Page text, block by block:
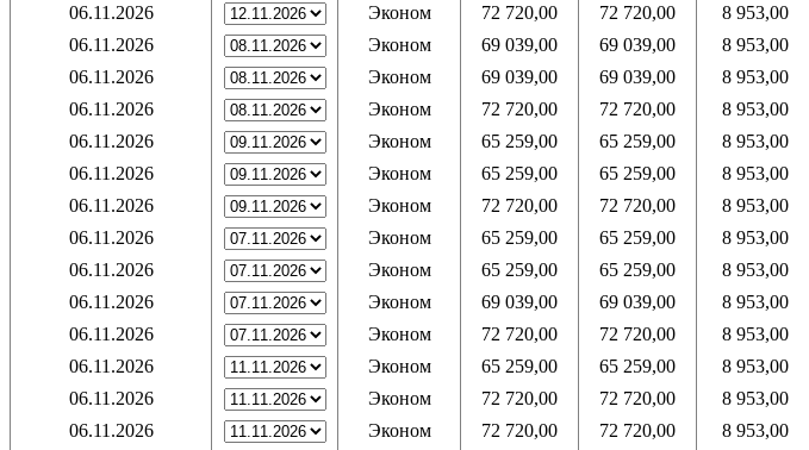
06.11.2026
Эконом 72 720,00 72 720,00 8 953,00
06.11.2026
Эконом 69 039,00 69 039,00 8 953,00
06.11.2026
Эконом 69 039,00 69 039,00 8 953,00
06.11.2026
Эконом 72 720,00 72 720,00 8 953,00
06.11.2026
Эконом 65 259,00 65 259,00 8 953,00
06.11.2026
Эконом 65 259,00 65 259,00 8 953,00
06.11.2026
Эконом 72 720,00 72 720,00 8 953,00
06.11.2026
Эконом 65 259,00 65 259,00 8 953,00
06.11.2026
Эконом 65 259,00 65 259,00 8 953,00
06.11.2026
Эконом 69 039,00 69 039,00 8 953,00
06.11.2026
Эконом 72 720,00 72 720,00 8 953,00
06.11.2026
Эконом 65 259,00 65 259,00 8 953,00
06.11.2026
Эконом 72 720,00 72 720,00 8 953,00
06.11.2026
Эконом 72 720,00 72 720,00 8 953,00